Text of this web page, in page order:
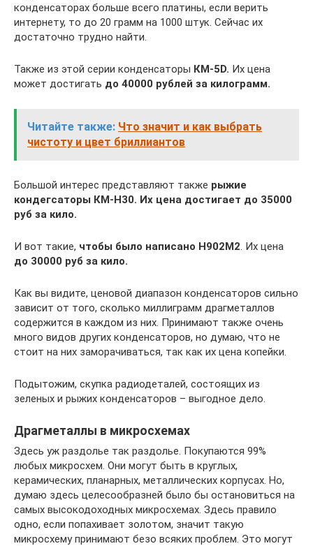
конденсаторах больше всего платины, если верить
интернету, то до 20 грамм на 1000 штук. Сейчас их
достаточно трудно найти.
Также из этой серии конденсаторы КМ-5D. Их цена
может достигать до 40000 рублей за килограмм.
Читайте также: Что значит и как выбрать
чистоту и цвет бриллиантов
Большой интерес представляют также рыжие
кондегсаторы КМ-Н30. Их цена достигает до 35000
руб за кило.
И вот такие, чтобы было написано Н902М2 . Их цена
до 30000 руб за кило.
Как вы видите, ценовой диапазон конденсаторов сильно
зависит от того, сколько миллиграмм драгметаллов
содержится в каждом из них. Принимают также очень
много видов других конденсаторов, но думаю, что не
стоит на них заморачиваться, так как их цена копейки.
Подытожим, скупка радиодеталей, состоящих из
зеленых и рыжих конденсаторов – выгодное дело.
Драгметаллы в микросхемах
Здесь уж раздолье так раздолье. Покупаются 99%
любых микросхем. Они могут быть в круглых,
керамических, планарных, металлических корпусах. Но,
думаю здесь целесообразней было бы остановиться на
самых высокодоходных микросхемах. Здесь правило
одно, если попахивает золотом, значит такую
микросхему принимают безо всяких проблем. Это могут